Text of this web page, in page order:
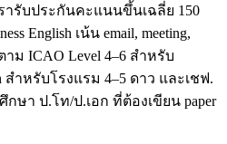
ารับประกันคะแนนขึ้นเฉลี่ย 150
English เน้น email, meeting,
าม ICAO Level 4–6 สำหรับ
สำหรับโรงแรม 4–5 ดาว และเชฟ.
กษา ป.โท/ป.เอก ที่ต้องเขียน paper